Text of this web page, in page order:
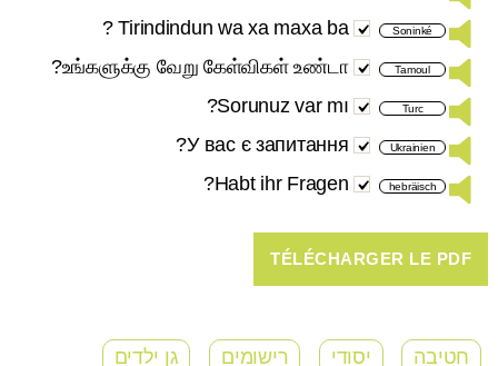
Soninké
Tirindindun wa xa maxa ba ?
Tamoul
உங்களுக்கு வேறு கேள்விகள் உண்டா?
Turc
Sorunuz var mı?
Ukrainien
У вас є запитання?
hebräisch
Habt ihr Fragen?
חטיבה יסודי רישומים גן ילדים